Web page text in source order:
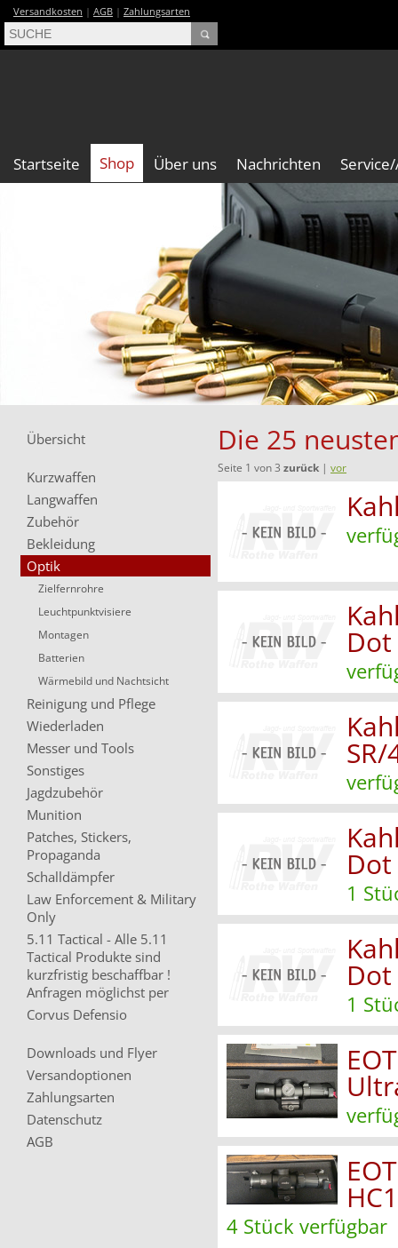
Versandkosten | AGB | Zahlungsarten
Startseite Shop Über uns Nachrichten
Übersicht
Kurzwaffen
Langwaffen
Zubehör
Bekleidung
Optik
Zielfernrohre
Leuchtpunktvisiere
Montagen
Batterien
Wärmebild und Nachtsicht
Reinigung und Pflege
Wiederladen
Messer und Tools
Sonstiges
Jagdzubehör
Munition
Patches, Stickers,
Propaganda
Schalldämpfer
Law Enforcement & Military
Only
5.11 Tactical - Alle 5.11
Tactical Produkte sind
kurzfristig beschaffbar !
Anfragen möglichst per
Corvus Defensio
Downloads und Flyer
Versandoptionen
Zahlungsarten
Datenschutz
AGB
Die 25
Seite 1 von 3 zurück | vor
Dot
Dot
1
Dot
1
4 Stück verfügbar